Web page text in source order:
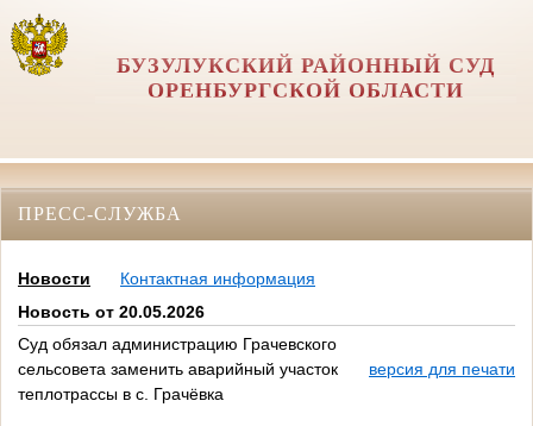
БУЗУЛУКСКИЙ РАЙОННЫЙ СУД
ОРЕНБУРГСКОЙ ОБЛАСТИ
ПРЕСС-СЛУЖБА
Новости
Контактная информация
Новость от 20.05.2026
Суд обязал администрацию Грачевского
сельсовета заменить аварийный участок
теплотрассы в с. Грачёвка
версия для печати